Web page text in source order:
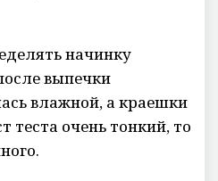
начинку
выпечки
влажной, а краешки
теста очень тонкий, то